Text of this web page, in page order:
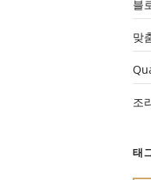
블
맞
조
태